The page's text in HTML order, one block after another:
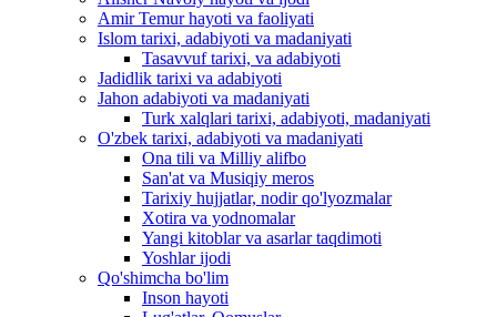
Amir Temur hayoti va faoliyati
Islom tarixi, adabiyoti va madaniyati
Tasavvuf tarixi, va adabiyoti
Jadidlik tarixi va adabiyoti
Jahon adabiyoti va madaniyati
Turk xalqlari tarixi, adabiyoti, madaniyati
O'zbek tarixi, adabiyoti va madaniyati
Ona tili va Milliy alifbo
San'at va Musiqiy meros
Tarixiy hujjatlar, nodir qo'lyozmalar
Xotira va yodnomalar
Yangi kitoblar va asarlar taqdimoti
Yoshlar ijodi
Qo'shimcha bo'lim
Inson hayoti